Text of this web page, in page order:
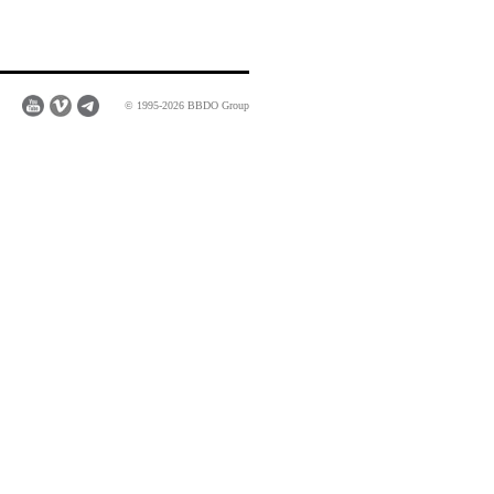
© 1995-2026 BBDO Group